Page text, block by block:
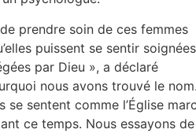
prendre soin de ces femmes
puissent se sentir
par Dieu », a déclaré
nous avons trouvé le
se sentent comme l’Église
ce temps. Nous essayons de